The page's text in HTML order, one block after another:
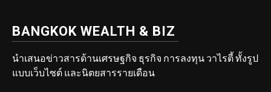
BANGKOK WEALTH & BIZ
นำเสนอข่าวสารด้านเศรษฐกิจ ธุรกิจ การลงทุน วาไรตี้ ทั้งรูป
แบบเว็บไซต์ และนิตยสารรายเดือน